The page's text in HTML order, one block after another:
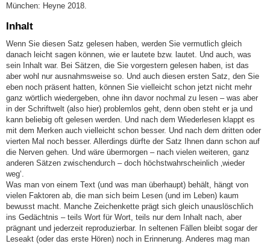
München: Heyne 2018.
Inhalt
Wenn Sie diesen Satz gelesen haben, werden Sie vermutlich gleich
danach leicht sagen können, wie er lautete bzw. lautet. Und auch, was
sein Inhalt war. Bei Sätzen, die Sie vorgestern gelesen haben, ist das
aber wohl nur ausnahmsweise so. Und auch diesen ersten Satz, den Sie
eben noch präsent hatten, können Sie vielleicht schon jetzt nicht mehr
ganz wörtlich wiedergeben, ohne ihn davor nochmal zu lesen – was aber
in der Schriftwelt (also hier) problemlos geht, denn oben steht er ja und
kann beliebig oft gelesen werden. Und nach dem Wiederlesen klappt es
mit dem Merken auch vielleicht schon besser. Und nach dem dritten oder
vierten Mal noch besser. Allerdings dürfte der Satz Ihnen dann schon auf
die Nerven gehen. Und wäre übermorgen – nach vielen weiteren, ganz
anderen Sätzen zwischendurch – doch höchstwahrscheinlich ‚wieder
weg‘.
Was man von einem Text (und was man überhaupt) behält, hängt von
vielen Faktoren ab, die man sich beim Lesen (und im Leben) kaum
bewusst macht. Manche Zeichenkette prägt sich gleich unauslöschlich
ins Gedächtnis – teils Wort für Wort, teils nur dem Inhalt nach, aber
prägnant und jederzeit reproduzierbar. In seltenen Fällen bleibt sogar der
Leseakt (oder das erste Hören) noch in Erinnerung. Anderes mag man